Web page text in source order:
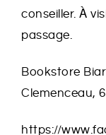
conseiller. À
passage.
Bookstore
Clemenceau,
https://